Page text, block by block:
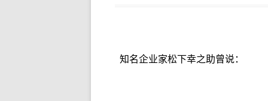
知名企业家松下幸之助曾说：